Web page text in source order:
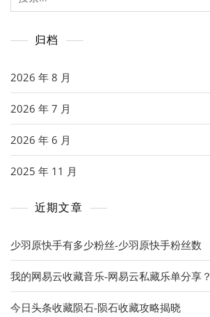
索：
归档
2026 年 8 月
2026 年 7 月
2026 年 6 月
2025 年 11 月
近期文章
少羽原快手有多少粉丝-少羽原快手粉丝数
我的网易云收藏音乐-网易云私藏乐单分享？
今日头条收藏陨石-陨石收藏攻略揭晓